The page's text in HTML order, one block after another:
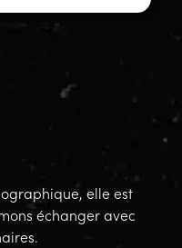
elle est
échanger avec